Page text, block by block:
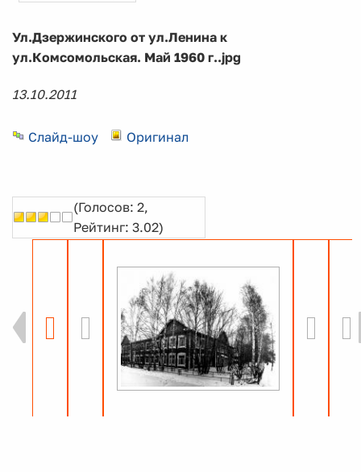
Ул.Дзержинского от ул.Ленина к
ул.Комсомольская. Май 1960 г..jpg
13.10.2011
Слайд-шоу Оригинал
(Голосов: 2,
Рейтинг: 3.02)